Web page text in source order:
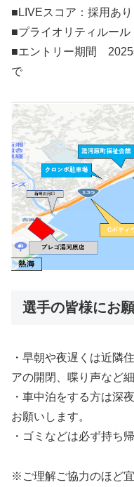
■LIVEスコア：採用あり
■プライオリティルール
■エントリー期間 2025
で
選手の皆様にお
・早朝や夜遅くは近隣
アの開閉、喋り声など
・車中泊をする方は深
お願いします。
・ゴミなどは必ず持ち
※ご理解ご協力のほど